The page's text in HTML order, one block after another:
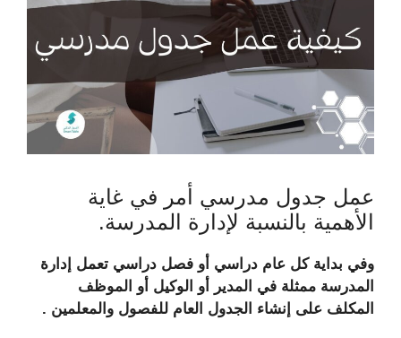
عمل جدول مدرسي أمر في غاية
الأهمية بالنسبة لإدارة المدرسة.
وفي بداية كل عام دراسي أو فصل دراسي تعمل إدارة
المدرسة ممثلة في المدير أو الوكيل أو الموظف
المكلف على إنشاء الجدول العام للفصول والمعلمين .